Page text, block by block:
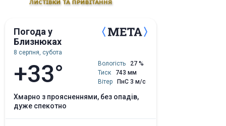
Погода у
Близнюках
8 серпня, субота
+33° Вологість
27 %
Тиск
743 мм
Вітер
ПнС 3 м/с
хмарно з проясненнями, без опадів,
дуже спекотно